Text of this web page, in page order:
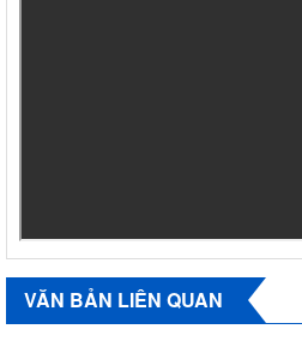
VĂN BẢN LIÊN QUAN